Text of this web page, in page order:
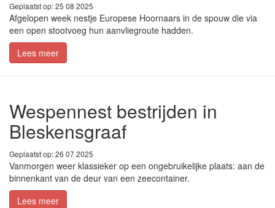
Geplaatst op: 25 08 2025
Afgelopen week nestje Europese Hoornaars in de spouw die via
een open stootvoeg hun aanvliegroute hadden.
Lees meer
Wespennest bestrijden in
Bleskensgraaf
Geplaatst op: 26 07 2025
Vanmorgen weer klassieker op een ongebruikelijke plaats: aan de
binnenkant van de deur van een zeecontainer.
Lees meer